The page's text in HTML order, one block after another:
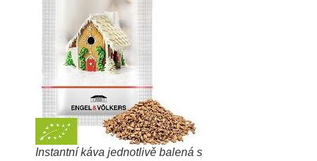
Instantní káva jednotlivě balená s